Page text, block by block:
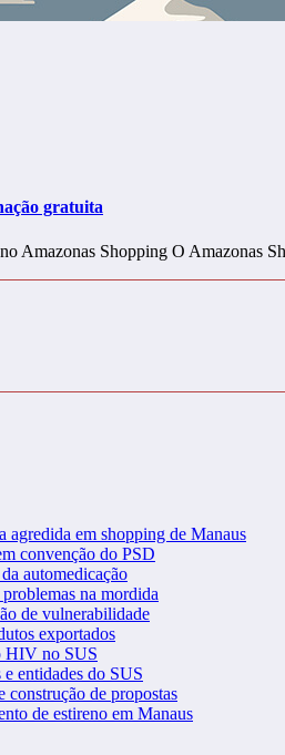
gratuita
Amazonas Shopping O Amazonas
agredida em shopping de Manaus
convenção do PSD
automedicação
na mordida
de vulnerabilidade
exportados
HIV no SUS
entidades do SUS
construção de propostas
de estireno em Manaus